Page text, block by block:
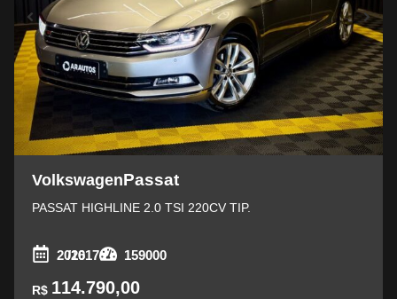
VolkswagenPassat
PASSAT HIGHLINE 2.0 TSI 220CV TIP.
2016
/2017 159000
R$114.790,00